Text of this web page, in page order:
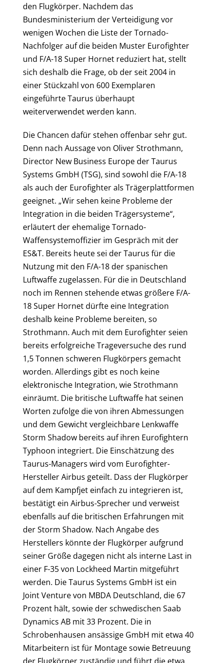
den Flugkörper. Nachdem das
Bundesministerium der Verteidigung vor
wenigen Wochen die Liste der Tornado-
Nachfolger auf die beiden Muster Eurofighter
und F/A-18 Super Hornet reduziert hat, stellt
sich deshalb die Frage, ob der seit 2004 in
einer Stückzahl von 600 Exemplaren
eingeführte Taurus überhaupt
weiterverwendet werden kann.
Die Chancen dafür stehen offenbar sehr gut.
Denn nach Aussage von Oliver Strothmann,
Director New Business Europe der Taurus
Systems GmbH (TSG), sind sowohl die F/A-18
als auch der Eurofighter als Trägerplattformen
geeignet. „Wir sehen keine Probleme der
Integration in die beiden Trägersysteme“,
erläutert der ehemalige Tornado-
Waffensystemoffizier im Gespräch mit der
ES&T. Bereits heute sei der Taurus für die
Nutzung mit den F/A-18 der spanischen
Luftwaffe zugelassen. Für die in Deutschland
noch im Rennen stehende etwas größere F/A-
18 Super Hornet dürfte eine Integration
deshalb keine Probleme bereiten, so
Strothmann. Auch mit dem Eurofighter seien
bereits erfolgreiche Trageversuche des rund
1,5 Tonnen schweren Flugkörpers gemacht
worden. Allerdings gibt es noch keine
elektronische Integration, wie Strothmann
einräumt. Die britische Luftwaffe hat seinen
Worten zufolge die von ihren Abmessungen
und dem Gewicht vergleichbare Lenkwaffe
Storm Shadow bereits auf ihren Eurofightern
Typhoon integriert. Die Einschätzung des
Taurus-Managers wird vom Eurofighter-
Hersteller Airbus geteilt. Dass der Flugkörper
auf dem Kampfjet einfach zu integrieren ist,
bestätigt ein Airbus-Sprecher und verweist
ebenfalls auf die britischen Erfahrungen mit
der Storm Shadow. Nach Angabe des
Herstellers könnte der Flugkörper aufgrund
seiner Größe dagegen nicht als interne Last in
einer F-35 von Lockheed Martin mitgeführt
werden. Die Taurus Systems GmbH ist ein
Joint Venture von MBDA Deutschland, die 67
Prozent hält, sowie der schwedischen Saab
Dynamics AB mit 33 Prozent. Die in
Schrobenhausen ansässige GmbH mit etwa 40
Mitarbeitern ist für Montage sowie Betreuung